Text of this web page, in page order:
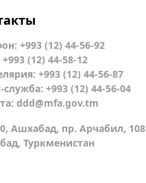
+993 (12) 44-56-92
(12) 44-58-12
+993 (12) 44-56-87
служба: +993 (12) 44-56-04
ddd@mfa.gov.tm
Ашхабад, пр. Арчабил, 108
Туркменистан